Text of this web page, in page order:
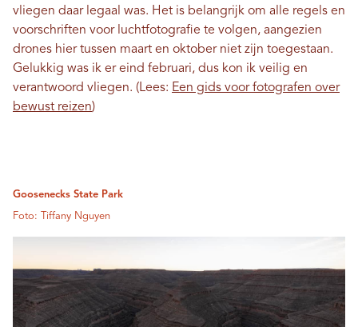
vliegen daar legaal was. Het is belangrijk om alle regels en
voorschriften voor luchtfotografie te volgen, aangezien
drones hier tussen maart en oktober niet zijn toegestaan.
Gelukkig was ik er eind februari, dus kon ik veilig en
verantwoord vliegen. (Lees: Een gids voor fotografen over
bewust reizen)
Goosenecks State Park
Foto: Tiffany Nguyen